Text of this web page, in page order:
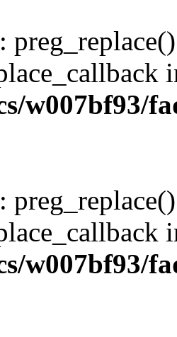
:
w007bf93/
:
w007bf93/